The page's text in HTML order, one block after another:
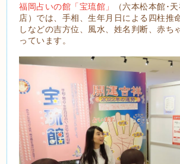
福岡占いの館「宝琉館」
（六本松本館･
店）では、手相、生年月日による四柱推
しなどの吉方位、風水、姓名判断、赤ち
っています。